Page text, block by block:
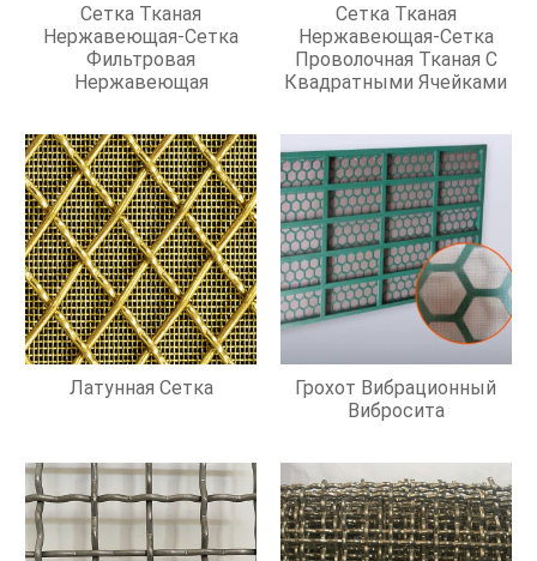
Сетка Тканая
Нержавеющая-Сетка
Фильтровая
Нержавеющая
Сетка Тканая
Нержавеющая-Сетка
Проволочная Тканая С
Квадратными Ячейками
Латунная Сетка
Грохот Вибрационный
Вибросита